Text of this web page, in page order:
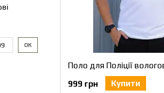
999 грн
Купити
ОК